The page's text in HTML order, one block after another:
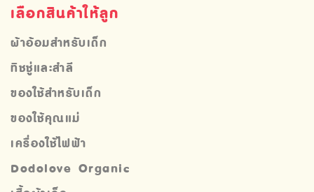
เลือกสินค้าให้ลูก
ผ้าอ้อมสำหรับเด็ก
ทิชชู่และสำลี
ของใช้สำหรับเด็ก
ของใช้คุณแม่
เครื่องใช้ไฟฟ้า
Dodolove Organic